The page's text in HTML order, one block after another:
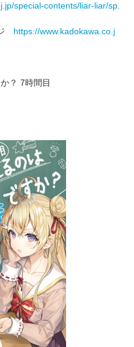
special-contents/liar-liar/sp.
https://www.kadokawa.co.j
？ 7時間目